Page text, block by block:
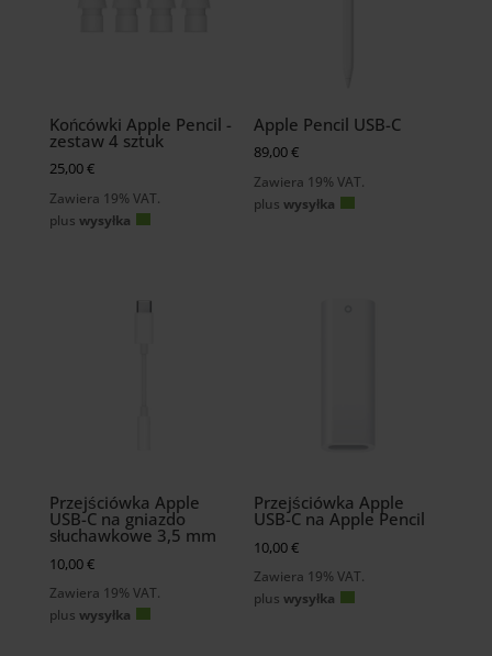
Końcówki Apple Pencil -
zestaw 4 sztuk
25,00€
Zawiera 19% VAT.
plus wysyłka
Apple Pencil USB-C
89,00€
Zawiera 19% VAT.
pluswysyłka
Przejściówka Apple
USB-C na gniazdo
słuchawkowe 3,5 mm
10,00€
Zawiera 19% VAT.
plus wysyłka
Przejściówka Apple
USB-C na Apple Pencil
10,00€
Zawiera 19% VAT.
pluswysyłka